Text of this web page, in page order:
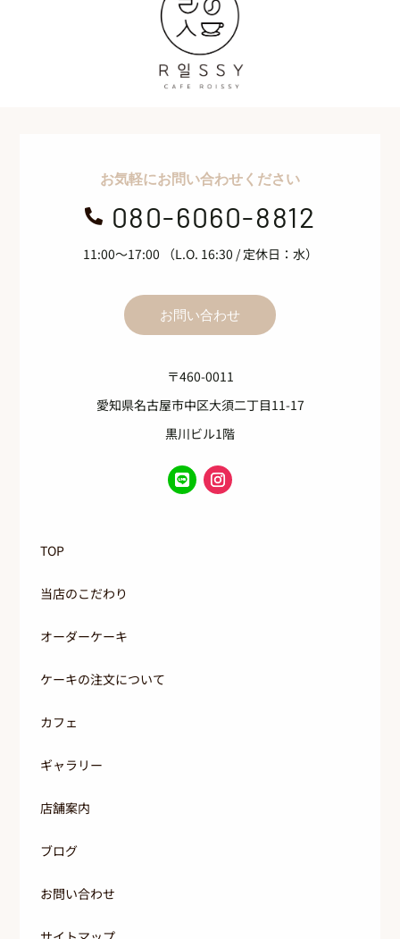
お気軽にお問い合わせください
 080-6060-8812
11:00～17:00 （L.O. 16:30 / 定休日：水）
お問い合わせ
〒460-0011
愛知県名古屋市中区大須二丁目11-17
黒川ビル1階
TOP
当店のこだわり
オーダーケーキ
ケーキの注文について
カフェ
ギャラリー
店舗案内
ブログ
お問い合わせ